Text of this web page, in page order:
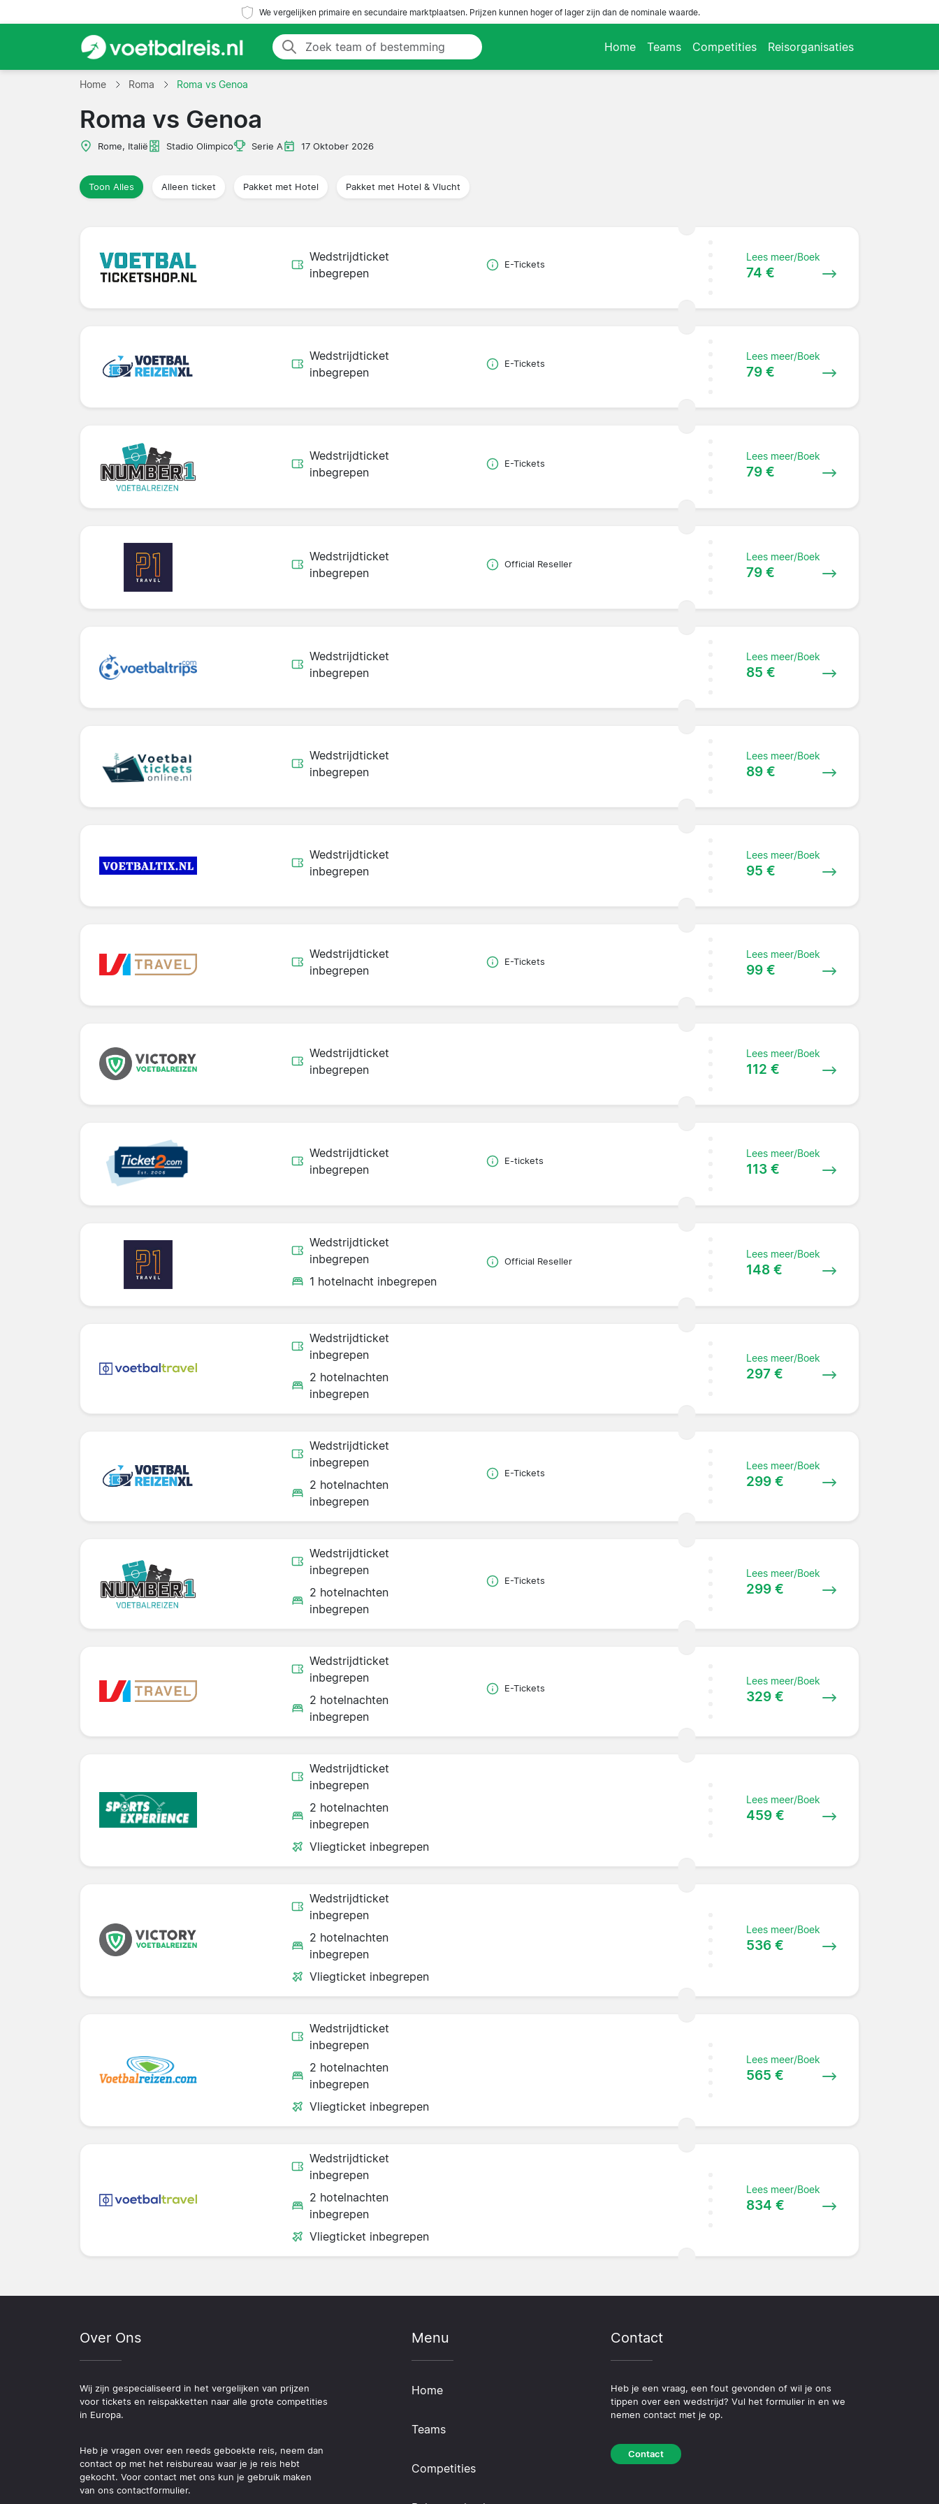
We vergelijken primaire en secundaire marktplaatsen. Prijzen kunnen hoger of lager zijn dan de nominale waarde.
Home Teams Competities Reisorganisaties
Home Roma Roma vs Genoa
Roma vs Genoa
Rome, Italië Stadio Olimpico Serie A 17 Oktober 2026
Toon Alles Alleen ticket Pakket met Hotel Pakket met Hotel & Vlucht
Wedstrijdticket
inbegrepen
E-Tickets
Lees meer/Boek
74 €
Wedstrijdticket
inbegrepen
E-Tickets
Lees meer/Boek
79 €
Wedstrijdticket
inbegrepen
E-Tickets
Lees meer/Boek
79 €
Wedstrijdticket
inbegrepen
Official Reseller
Lees meer/Boek
79 €
Wedstrijdticket
inbegrepen
Lees meer/Boek
85 €
Wedstrijdticket
inbegrepen
Lees meer/Boek
89 €
Wedstrijdticket
inbegrepen
Lees meer/Boek
95 €
Wedstrijdticket
inbegrepen
E-Tickets
Lees meer/Boek
99 €
Wedstrijdticket
inbegrepen
Lees meer/Boek
112 €
Wedstrijdticket
inbegrepen
E-tickets
Lees meer/Boek
113 €
Wedstrijdticket
inbegrepen
1 hotelnacht inbegrepen
Official Reseller
Lees meer/Boek
148 €
Wedstrijdticket
inbegrepen
2 hotelnachten
inbegrepen
Lees meer/Boek
297 €
Wedstrijdticket
inbegrepen
2 hotelnachten
inbegrepen
E-Tickets
Lees meer/Boek
299 €
Wedstrijdticket
inbegrepen
2 hotelnachten
inbegrepen
E-Tickets
Lees meer/Boek
299 €
Wedstrijdticket
inbegrepen
2 hotelnachten
inbegrepen
E-Tickets
Lees meer/Boek
329 €
Wedstrijdticket
inbegrepen
2 hotelnachten
inbegrepen
Vliegticket inbegrepen
Lees meer/Boek
459 €
Wedstrijdticket
inbegrepen
2 hotelnachten
inbegrepen
Vliegticket inbegrepen
Lees meer/Boek
536 €
Wedstrijdticket
inbegrepen
2 hotelnachten
inbegrepen
Vliegticket inbegrepen
Lees meer/Boek
565 €
Wedstrijdticket
inbegrepen
2 hotelnachten
inbegrepen
Vliegticket inbegrepen
Lees meer/Boek
834 €
Over Ons
Wij zijn gespecialiseerd in het vergelijken van prijzen
voor tickets en reispakketten naar alle grote competities
in Europa.
Heb je vragen over een reeds geboekte reis, neem dan
contact op met het reisbureau waar je je reis hebt
gekocht. Voor contact met ons kun je gebruik maken
van ons contactformulier.
Menu
Home
Teams
Competities
Contact
Heb je een vraag, een fout gevonden of wil je ons
tippen over een wedstrijd? Vul het formulier in en we
nemen contact met je op.
Contact